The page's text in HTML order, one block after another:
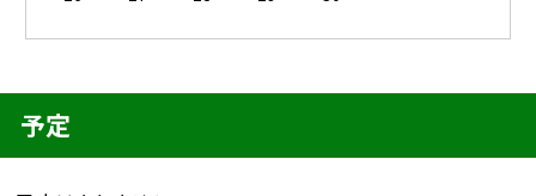
予定